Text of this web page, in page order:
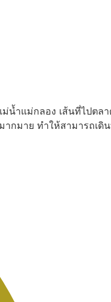
ำแม่กลอง เส้นที่ไปตล
กมาย ทำให้สามารถเดิ